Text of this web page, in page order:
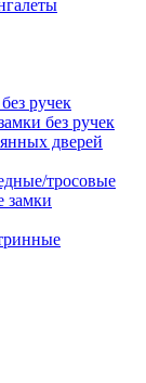
ручек
без ручек
дверей
тросовые
замки